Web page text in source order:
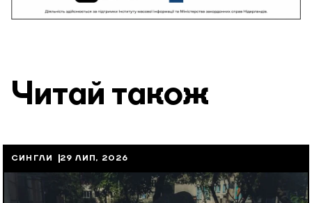
Читай також
СИНГЛИ 29 ЛИП, 2026